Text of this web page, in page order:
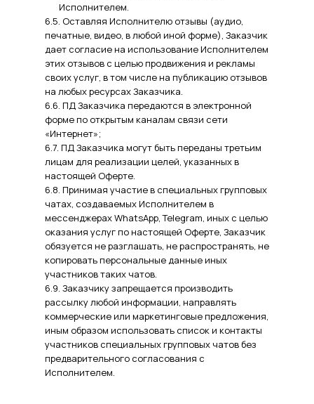
Исполнителем.
6.5. Оставляя Исполнителю отзывы (аудио,
печатные, видео, в любой иной форме), Заказчик
дает согласие на использование Исполнителем
этих отзывов с целью продвижения и рекламы
своих услуг, в том числе на публикацию отзывов
на любых ресурсах Заказчика.
6.6. ПД Заказчика передаются в электронной
форме по открытым каналам связи сети
«Интернет»;
6.7. ПД Заказчика могут быть переданы третьим
лицам для реализации целей, указанных в
настоящей Оферте.
6.8. Принимая участие в специальных групповых
чатах, создаваемых Исполнителем в
мессенджерах WhatsApp, Telegram, иных с целью
оказания услуг по настоящей Оферте, Заказчик
обязуется не разглашать, не распространять, не
копировать персональные данные иных
участников таких чатов.
6.9. Заказчику запрещается производить
рассылку любой информации, направлять
коммерческие или маркетинговые предложения,
иным образом использовать список и контакты
участников специальных групповых чатов без
предварительного согласования с
Исполнителем.